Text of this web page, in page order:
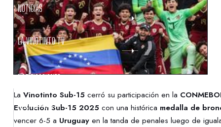
NOTICIAS
LA VINOTINTO TV
NOTIFICACIONES
NORMATIVAS
La Vinotinto Sub-15 cerró su participación en la
Evolución Sub-15 2025 con una histórica medalla de
vencer 6-5 a Uruguayen la tanda de penales luego de